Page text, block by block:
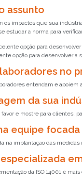
assunto
os impactos que sua
estudar a norma para
opção para desenvolver a
no
entendam e
da sua
e mostre para clientes,
equipe
na implantação das medidas
da ISO 14001 é